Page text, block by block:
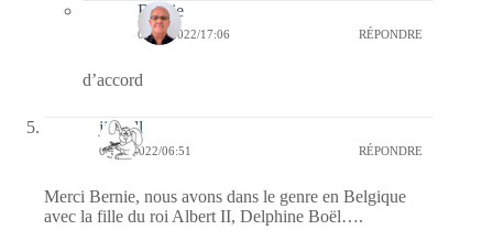
Bernie
06/06/2022/17:06 RÉPONDRE
d’accord
jill bill
05/06/2022/06:51 RÉPONDRE
Merci Bernie, nous avons dans le genre en Belgique
avec la fille du roi Albert II, Delphine Boël….